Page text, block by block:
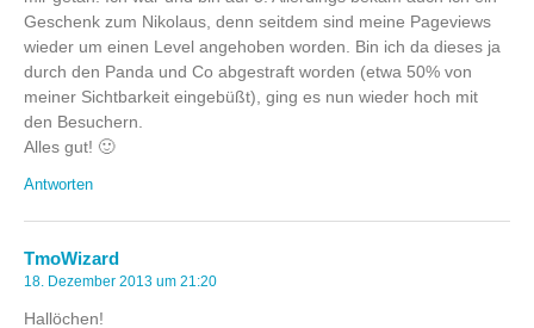
Geschenk zum Nikolaus, denn seitdem sind meine Pageviews
wieder um einen Level angehoben worden. Bin ich da dieses ja
durch den Panda und Co abgestraft worden (etwa 50% von
meiner Sichtbarkeit eingebüßt), ging es nun wieder hoch mit
den Besuchern.
Alles gut! 🙂
Antworten
TmoWizard
18. Dezember 2013 um 21:20
Hallöchen!